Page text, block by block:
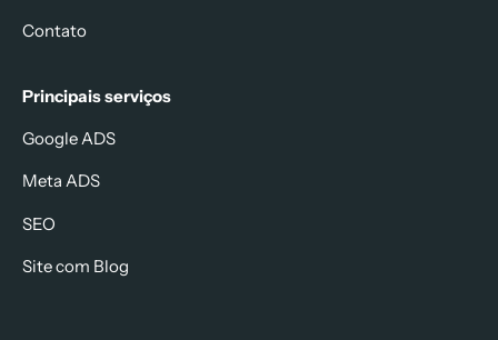
Contato
Principais serviços
Google ADS
Meta ADS
SEO
Site com Blog